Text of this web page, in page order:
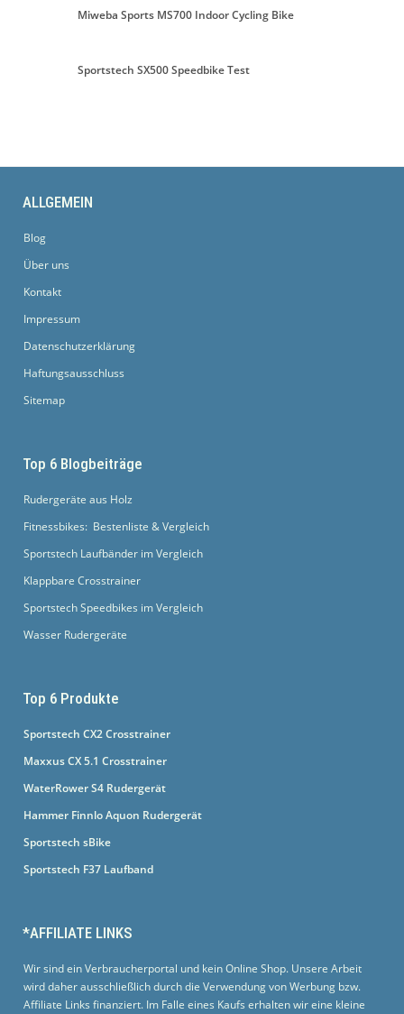
Miweba Sports MS700 Indoor Cycling Bike
Sportstech SX500 Speedbike Test
ALLGEMEIN
Blog
Über uns
Kontakt
Impressum
Datenschutzerklärung
Haftungsausschluss
Sitemap
Top 6 Blogbeiträge
Rudergeräte aus Holz
Fitnessbikes: Bestenliste & Vergleich
Sportstech Laufbänder im Vergleich
Klappbare Crosstrainer
Sportstech Speedbikes im Vergleich
Wasser Rudergeräte
Top 6 Produkte
Sportstech CX2 Crosstrainer
Maxxus CX 5.1 Crosstrainer
WaterRower S4 Rudergerät
Hammer Finnlo Aquon Rudergerät
Sportstech sBike
Sportstech F37 Laufband
*AFFILIATE LINKS
Wir sind ein Verbraucherportal und kein Online Shop. Unsere Arbeit
wird daher ausschließlich durch die Verwendung von Werbung bzw.
Affiliate Links finanziert. Im Falle eines Kaufs erhalten wir eine kleine